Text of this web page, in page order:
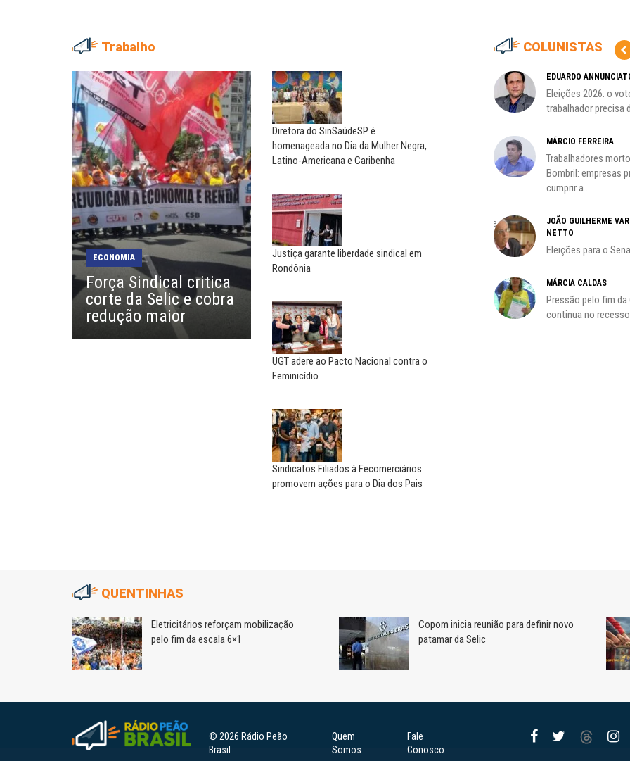
Trabalho
ECONOMIA
Força Sindical critica
corte da Selic e cobra
redução maior
Diretora do SinSaúdeSP é
homenageada no Dia da Mulher Negra,
Latino-Americana e Caribenha
Justiça garante liberdade sindical em
Rondônia
UGT adere ao Pacto Nacional contra o
Feminicídio
Sindicatos Filiados à Fecomerciários
promovem ações para o Dia dos Pais
COLUNISTAS
EDUARDO ANNUNCIATO CHICÃO
Sem salário digno e proteção
social, não existe...
EUSÉBIO PINTO NETO
A fortaleza do sindicato
MARCOS VERLAINE
Nem reconstruir, nem
reinventar, o sindicalismo
precisa voltar...
SERGIO LUIZ LEITE (SERGINHO)
Saúde mental:
responsabilidade de todos
CARLOS LOPES
O resgate do nosso Estado
A geopolítica nas eleições de
EDUARDO
Eleições 2026: o
trabalhador precisa
MÁRCIO FERREIRA
Trabalhadores
Bombril: empresas
cumprir a...
JOÃO GUILHERME
NETTO
Eleições para o
MÁRCIA CALDAS
Pressão pelo fim da
continua no recesso...
QUENTINHAS
Eletricitários reforçam mobilização
pelo fim da escala 6×1
Copom inicia reunião para definir novo
patamar da Selic
© 2026 Rádio Peão
Brasil
Quem
Somos
Fale
Conosco